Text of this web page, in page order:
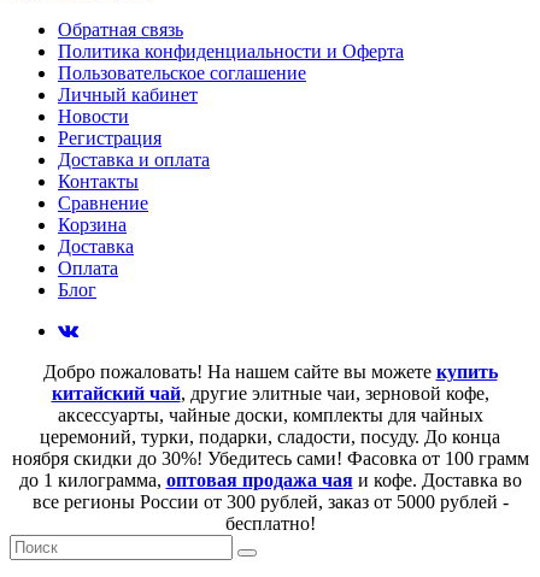
Обратная связь
Политика конфиденциальности и Оферта
Пользовательское соглашение
Личный кабинет
Новости
Регистрация
Доставка и оплата
Контакты
Сравнение
Корзина
Доставка
Оплата
Блог
Добро пожаловать! На нашем сайте вы можете купить
китайский чай, другие элитные чаи, зерновой кофе,
аксессуарты, чайные доски, комплекты для чайных
церемоний, турки, подарки, сладости, посуду. До конца
ноября скидки до 30%! Убедитесь сами! Фасовка от 100 грамм
до 1 килограмма, оптовая продажа чаяи кофе. Доставка во
все регионы России от 300 рублей, заказ от 5000 рублей -
бесплатно!